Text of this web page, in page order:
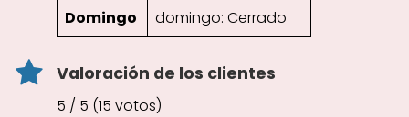
Domingo
domingo: Cerrado
Valoración de los clientes
5 / 5 (15 votos)